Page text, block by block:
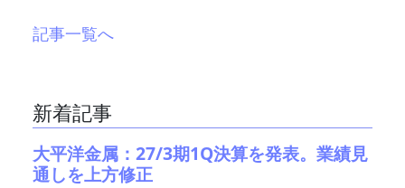
記事一覧へ
新着記事
大平洋金属：27/3期1Q決算を発表。業績見
通しを上方修正